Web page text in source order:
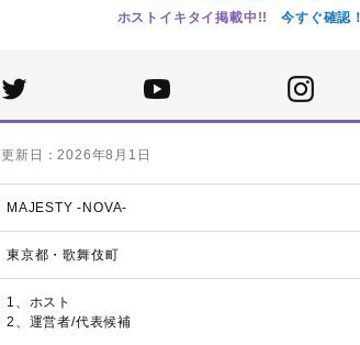
ホストイキタイ掲載中!!
今すぐ確認！
更新日：2026年8月1日
MAJESTY -NOVA-
東京都・歌舞伎町
1、ホスト
2、運営者/代表候補